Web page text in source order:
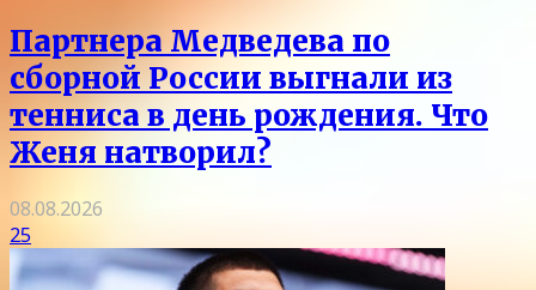
Партнера Медведева по
сборной России выгнали из
тенниса в день рождения. Что
Женя натворил?
08.08.2026
25